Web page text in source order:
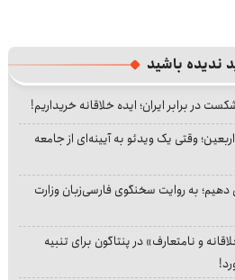
ندیده باشید
در برابر ایران؛ ایده خلاقانه خریداریم!
وقتی یک ویدئو به آیینه‌ای از جامعه
به روایت سخنگوی فارسی‌زبان وزارت
و نامتعارف» در پنتاگون برای تنبیه